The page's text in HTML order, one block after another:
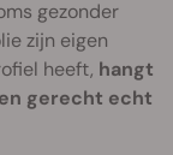
gezonder
zijn eigen
heeft, hangt
gerecht echt